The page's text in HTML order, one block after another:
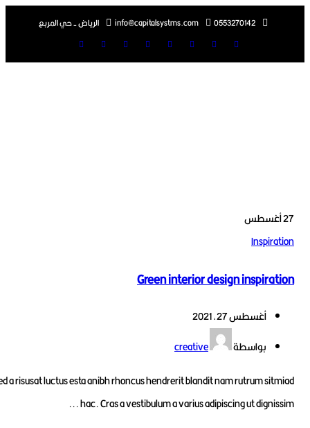
0553270142
info@capitalsystms.com الرياض - حي المربع
Green interior design
أغسطس 27, 2021
بواسطة
creative
A sed a risusat luctus esta anibh rhoncus hendrerit blandit nam rutrum
hac. Cras a vestibulum a varius adipiscing ut